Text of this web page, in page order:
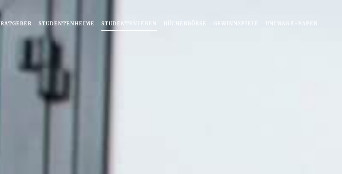
RATGEBER STUDENTENHEIME STUDENTENLEBEN BÜCHERBÖRSE GEWINNSPIELE UNIMAG E-PAPER